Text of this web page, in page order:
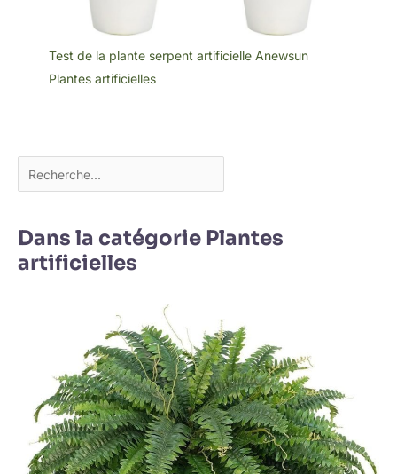
Test de la plante serpent artificielle Anewsun
Plantes artificielles
Dans la catégorie Plantes
artificielles